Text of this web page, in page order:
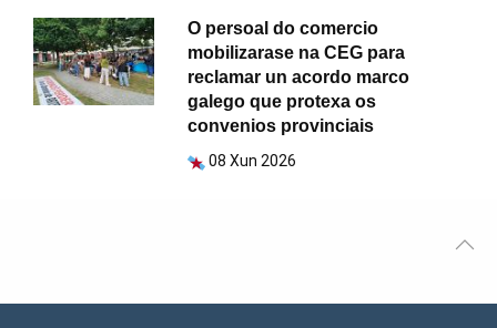
O persoal do comercio
mobilizarase na CEG para
reclamar un acordo marco
galego que protexa os
convenios provinciais
08 Xun 2026